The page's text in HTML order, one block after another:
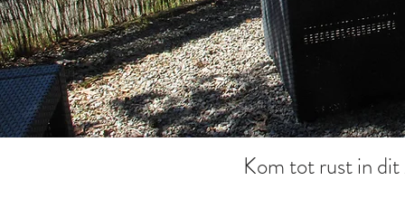
Kom tot rust in